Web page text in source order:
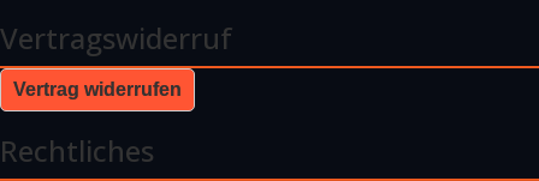
Vertragswiderruf
Vertrag widerrufen
Rechtliches